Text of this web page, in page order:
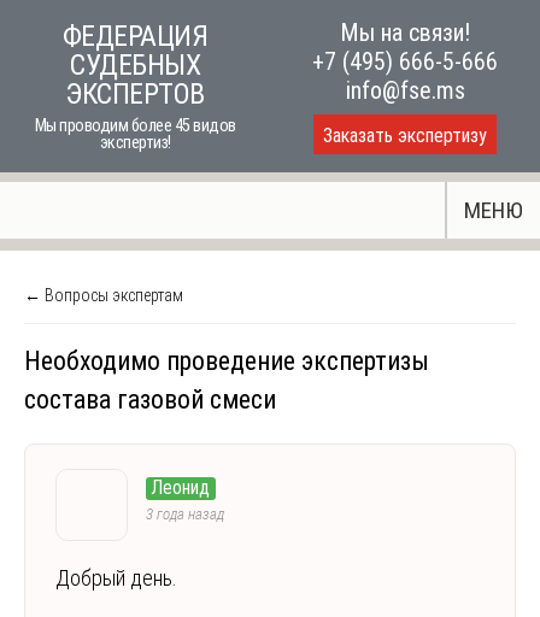
ФЕДЕРАЦИЯ
СУДЕБНЫХ
ЭКСПЕРТОВ
Мы проводим более 45 видов
экспертиз!
Мы на связи!
+7 (495) 666-5-666
info@fse.ms
Заказать экспертизу
МЕНЮ
← Вопросы экспертам
Необходимо проведение экспертизы
состава газовой смеси
Леонид
3 года назад
Добрый день.